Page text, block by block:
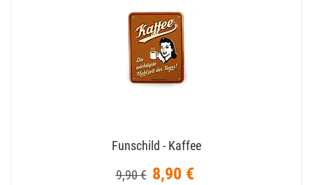
Funschild - Kaffee
9,90 € 8,90 €